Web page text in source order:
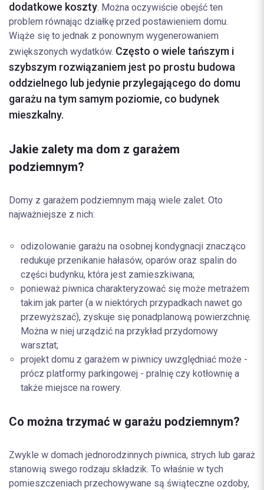
dodatkowe koszty. Można oczywiście obejść ten
problem równając działkę przed postawieniem domu.
Wiąże się to jednak z ponownym wygenerowaniem
zwiększonych wydatków. Często o wiele tańszym i
szybszym rozwiązaniem jest po prostu budowa
oddzielnego lub jedynie przylegającego do domu
garażu na tym samym poziomie, co budynek
mieszkalny.
Jakie zalety ma dom z garażem
podziemnym?
Domy z garażem podziemnym mają wiele zalet. Oto
najważniejsze z nich:
odizolowanie garażu na osobnej kondygnacji znacząco
redukuje przenikanie hałasów, oparów oraz spalin do
części budynku, która jest zamieszkiwana;
ponieważ piwnica charakteryzować się może metrażem
takim jak parter (a w niektórych przypadkach nawet go
przewyższać), zyskuje się ponadplanową powierzchnię.
Można w niej urządzić na przykład przydomowy
warsztat;
projekt domu z garażem w piwnicy uwzględniać może -
prócz platformy parkingowej - pralnię czy kotłownię a
także miejsce na rowery.
Co można trzymać w garażu podziemnym?
Zwykle w domach jednorodzinnych piwnica, strych lub garaż
stanowią swego rodzaju składzik. To właśnie w tych
pomieszczeniach przechowywane są świąteczne ozdoby,